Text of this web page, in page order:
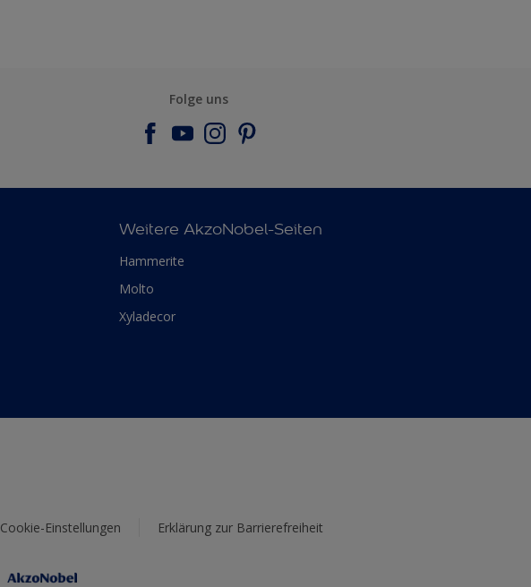
Folge uns
Weitere AkzoNobel-Seiten
Hammerite
Molto
Xyladecor
Cookie-Einstellungen Erklärung zur Barrierefreiheit